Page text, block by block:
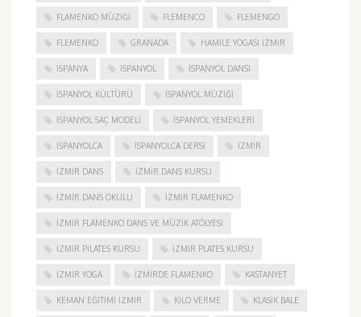
FLAMENKO MÜZIĞI FLEMENCO FLEMENGO
FLEMENKO GRANADA HAMILE YOGASI İZMIR
ISPANYA İSPANYOL İSPANYOL DANSI
İSPANYOL KÜLTÜRÜ İSPANYOL MÜZIĞI
İSPANYOL SAÇ MODELI İSPANYOL YEMEKLERI
İSPANYOLCA İSPANYOLCA DERSI IZMIR
IZMIR DANS IZMIR DANS KURSU
IZMIR DANS OKULU IZMIR FLAMENKO
İZMIR FLAMENKO DANS VE MÜZIK ATÖLYESI
İZMIR PILATES KURSU İZMIR PLATES KURSU
İZMIR YOGA IZMIRDE FLAMENKO KASTANYET
KEMAN EĞITIMI İZMIR KILO VERME KLASIK BALE